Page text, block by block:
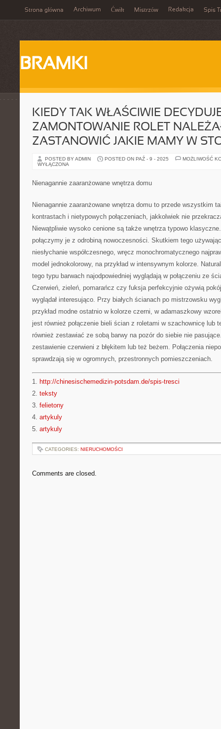
Strona główna Archiwum Ćwik Mistrzów Redakcja Spis
BRAMKI
KIEDY TAK WŁAŚCIWIE
ZAMONTOWANIE ROLET
ZASTANOWIĆ JAKIE MAMY W
POSTED BY ADMIN POSTED ON PAŹ - 9 - 2025
MOŻLIWOŚĆ
WYŁĄCZONA
Nienagannie zaaranżowane wnętrza domu
Nienagannie zaaranżowane wnętrza domu to przede wszystkim
kontrastach i nietypowych połączeniach, jakkolwiek nie
Niewątpliwie wysoko cenione są także wnętrza typowo
połączymy je z odrobiną nowoczesności. Skutkiem tego
niesłychanie współczesnego, wręcz monochromatycznego
model jednokolorowy, na przykład w intensywnym kolorze.
tego typu barwach najodpowiedniej wyglądają w połączeniu ze
Czerwień, zieleń, pomarańcz czy fuksja perfekcyjnie ożywią
wyglądał interesująco. Przy białych ścianach po mistrzowsku
przykład modne ostatnio w kolorze czerni, w adamaszkowy
jest również połączenie bieli ścian z roletami w szachownicę lub
również zestawiać ze sobą barwy na pozór do siebie nie
zestawienie czerwieni z błękitem lub też beżem. Połączenia
sprawdzają się w ogromnych, przestronnych pomieszczeniach.
1. http://chinesischemedizin-potsdam.de/spis-tresci
2. teksty
3. felietony
4. artykuly
5. artykuly
CATEGORIES: NIERUCHOMOŚCI
Comments are closed.